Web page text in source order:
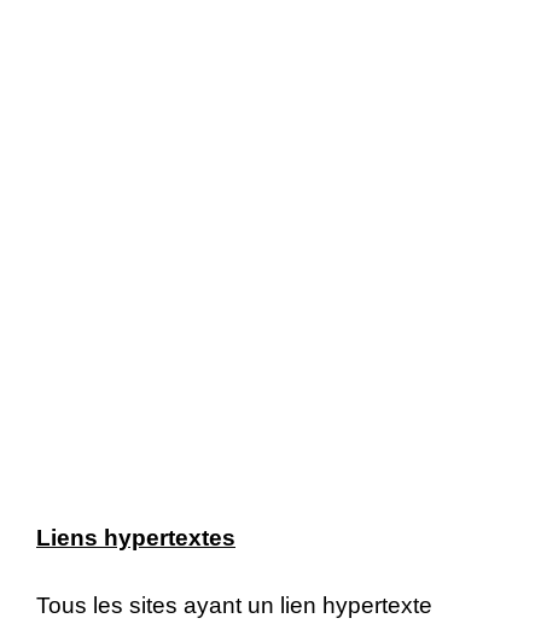
Liens hypertextes
Tous les sites ayant un lien hypertexte